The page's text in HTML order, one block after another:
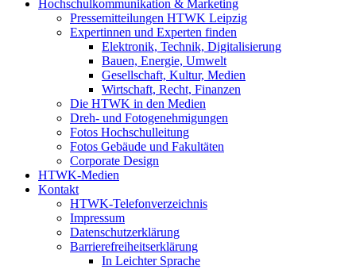
Hochschulkommunikation & Marketing
Pressemitteilungen HTWK Leipzig
Expertinnen und Experten finden
Elektronik, Technik, Digitalisierung
Bauen, Energie, Umwelt
Gesellschaft, Kultur, Medien
Wirtschaft, Recht, Finanzen
Die HTWK in den Medien
Dreh- und Fotogenehmigungen
Fotos Hochschulleitung
Fotos Gebäude und Fakultäten
Corporate Design
HTWK-Medien
Kontakt
HTWK-Telefonverzeichnis
Impressum
Datenschutzerklärung
Barrierefreiheitserklärung
In Leichter Sprache